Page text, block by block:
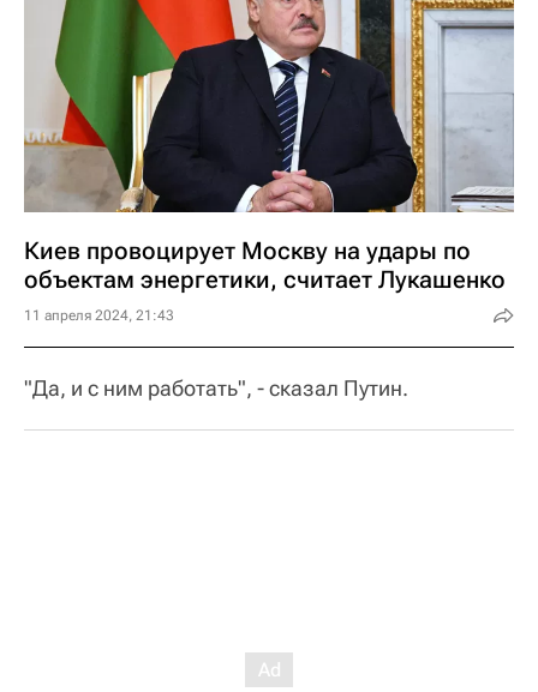
Киев провоцирует Москву на удары по
объектам энергетики, считает Лукашенко
11 апреля 2024, 21:43
"Да, и с ним работать", - сказал Путин.